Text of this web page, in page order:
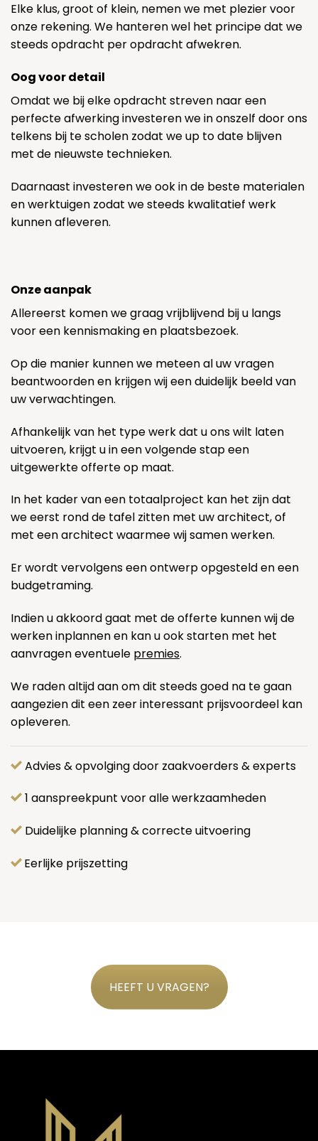
Elke klus, groot of klein, nemen we met plezier voor
onze rekening. We hanteren wel het principe dat we
steeds opdracht per opdracht afwekren.
Oog voor detail
Omdat we bij elke opdracht streven naar een
perfecte afwerking investeren we in onszelf door ons
telkens bij te scholen zodat we up to date blijven
met de nieuwste technieken.
Daarnaast investeren we ook in de beste materialen
en werktuigen zodat we steeds kwalitatief werk
kunnen afleveren.
Onze aanpak
Allereerst komen we graag vrijblijvend bij u langs
voor een kennismaking en plaatsbezoek.
Op die manier kunnen we meteen al uw vragen
beantwoorden en krijgen wij een duidelijk beeld van
uw verwachtingen.
Afhankelijk van het type werk dat u ons wilt laten
uitvoeren, krijgt u in een volgende stap een
uitgewerkte offerte op maat.
In het kader van een totaalproject kan het zijn dat
we eerst rond de tafel zitten met uw architect, of
met een architect waarmee wij samen werken.
Er wordt vervolgens een ontwerp opgesteld en een
budgetraming.
Indien u akkoord gaat met de offerte kunnen wij de
werken inplannen en kan u ook starten met het
aanvragen eventuele premies.
We raden altijd aan om dit steeds goed na te gaan
aangezien dit een zeer interessant prijsvoordeel kan
opleveren.
Advies & opvolging door zaakvoerders & experts
1 aanspreekpunt voor alle werkzaamheden
Duidelijke planning & correcte uitvoering
Eerlijke prijszetting
HEEFT U VRAGEN?